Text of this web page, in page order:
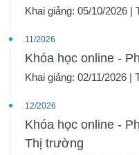
Khai giảng: 05/10/2026 |
11/2026
Khóa học online -
Khai giảng: 02/11/2026 |
12/2026
Khóa học online -
Thị trường